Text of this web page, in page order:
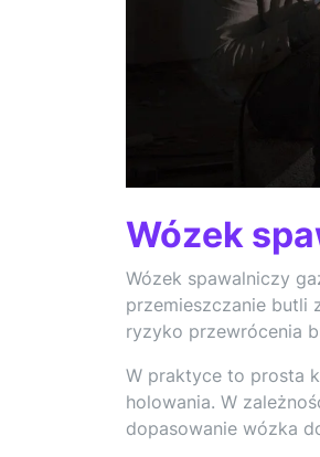
Wózek
Wózek spawalniczy
przemieszczanie butli
ryzyko przewrócenia
W praktyce to prosta
holowania. W
dopasowanie wózka